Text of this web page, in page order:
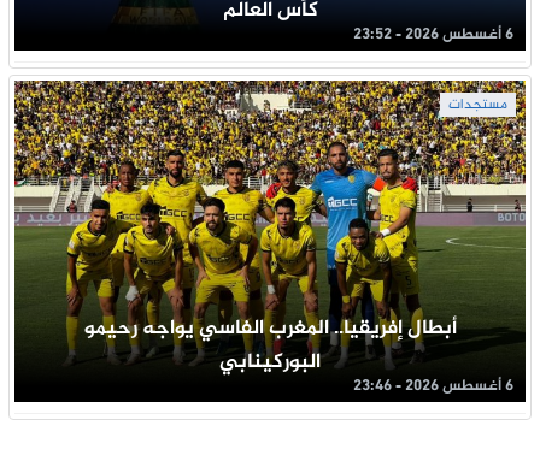
كأس العالم
6 أغسطس 2026 - 23:52
مستجدات
أبطال إفريقيا.. المغرب الفاسي يواجه رحيمو
البوركينابي
6 أغسطس 2026 - 23:46